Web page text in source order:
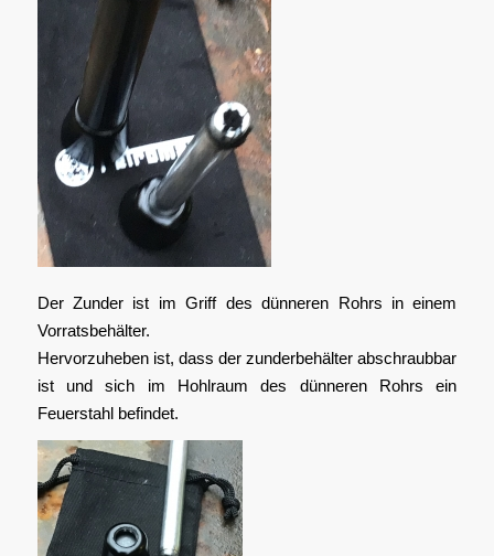
Der Zunder ist im Griff des dünneren Rohrs in einem
Vorratsbehälter.
Hervorzuheben ist, dass der zunderbehälter abschraubbar
ist und sich im Hohlraum des dünneren Rohrs ein
Feuerstahl befindet.